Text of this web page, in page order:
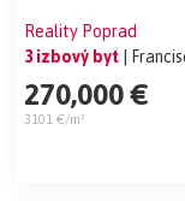
Reality Poprad
3 izbový byt |
270,000 €
3101 €/m²